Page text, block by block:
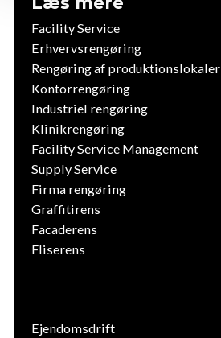
Facility Service
Erhvervsrengøring
Rengøring af produktionslokaler
Kontorrengøring
Industriel rengøring
Klinikrengøring
Facility Service Management
Supply Service
Firma rengøring
Graffitirens
Facaderens
Fliserens
Ejendomsdrift